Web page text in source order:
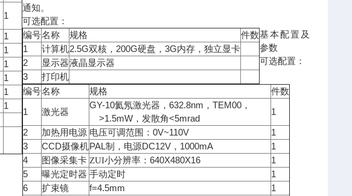
1
1
1
1
1
1
1
通知。
可选配置：
编号名称 规格 件数
1 计算机2.5G双核， 200G硬盘，3G内存，独立显卡
2 显示器液晶显示器
3 打印机
基本配置及
参数
编号名称 规格 件数
1 激光器
GY-10氦氖激光器，632.8nm ，TEM00 ，
>1.5mW ，发散角<5mrad
1
2
加热用电源 电压可调范围：0V~110V
1
3
CCD摄像机PAL制，电源DC12V ， 1000mA
1
4
图像采集卡 ZUI小分辨率：640X480X16
1
5
曝光定时器 手动定时
1
6
扩束镜 f=4.5mm
1
可选配置：